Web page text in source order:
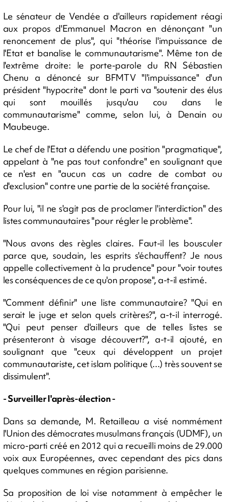
Le sénateur de Vendée a d'ailleurs rapidement réagi
aux propos d'Emmanuel Macron en dénonçant "un
renoncement de plus", qui "théorise l'impuissance de
l'Etat et banalise le communautarisme". Même ton de
l'extrême droite: le porte-parole du RN Sébastien
Chenu a dénoncé sur BFMTV "l'impuissance" d'un
président "hypocrite" dont le parti va "soutenir des élus
qui sont mouillés jusqu'au cou dans le
communautarisme" comme, selon lui, à Denain ou
Maubeuge.
Le chef de l'Etat a défendu une position "pragmatique",
appelant à "ne pas tout confondre" en soulignant que
ce n'est en "aucun cas un cadre de combat ou
d'exclusion" contre une partie de la société française.
Pour lui, "il ne s'agit pas de proclamer l'interdiction" des
listes communautaires "pour régler le problème".
"Nous avons des règles claires. Faut-il les bousculer
parce que, soudain, les esprits s'échauffent? Je nous
appelle collectivement à la prudence" pour "voir toutes
les conséquences de ce qu'on propose", a-t-il estimé.
"Comment définir" une liste communautaire? "Qui en
serait le juge et selon quels critères?", a-t-il interrogé.
"Qui peut penser d'ailleurs que de telles listes se
présenteront à visage découvert?", a-t-il ajouté, en
soulignant que "ceux qui développent un projet
communautariste, cet islam politique (...) très souvent se
dissimulent".
- Surveiller l'après-élection -
Dans sa demande, M. Retailleau a visé nommément
l'Union des démocrates musulmans français (UDMF), un
micro-parti créé en 2012 qui a recueilli moins de 29.000
voix aux Européennes, avec cependant des pics dans
quelques communes en région parisienne.
Sa proposition de loi vise notamment à empêcher le